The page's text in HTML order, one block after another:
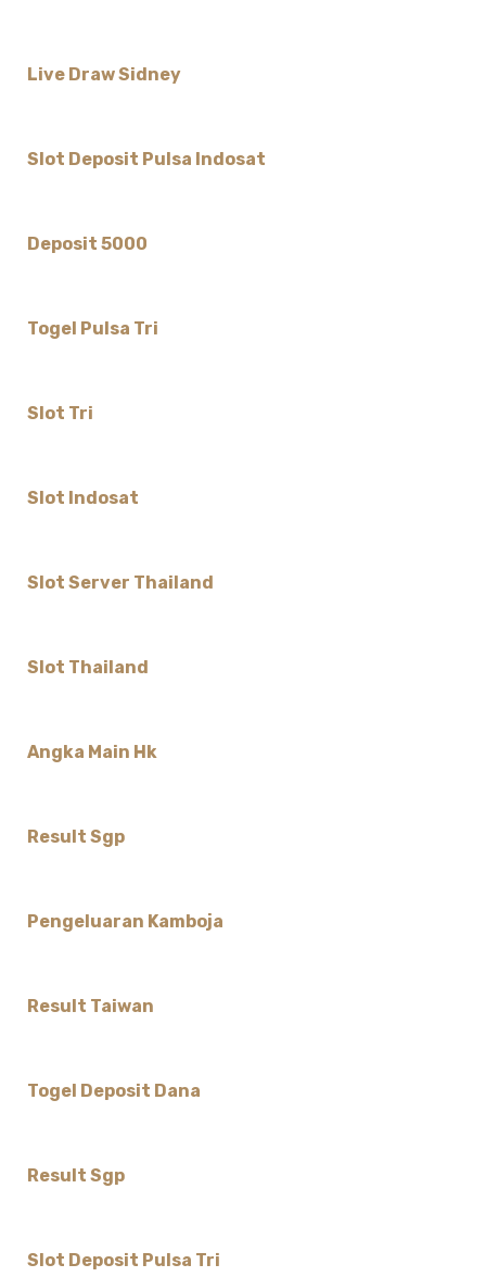
Live Draw Sidney
Slot Deposit Pulsa Indosat
Deposit 5000
Togel Pulsa Tri
Slot Tri
Slot Indosat
Slot Server Thailand
Slot Thailand
Angka Main Hk
Result Sgp
Pengeluaran Kamboja
Result Taiwan
Togel Deposit Dana
Result Sgp
Slot Deposit Pulsa Tri